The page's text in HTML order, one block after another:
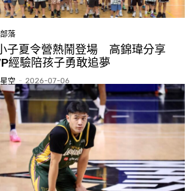
落
子夏令營熱鬧登場 高錦瑋分享
經驗陪孩子勇敢追夢
空 - 2026-07-06